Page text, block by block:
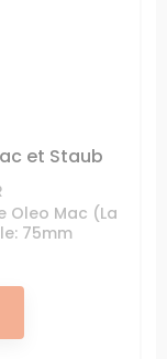
et Staub
Oleo Mac (La
75mm